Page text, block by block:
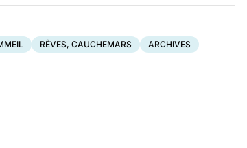
RÊVES, CAUCHEMARS ARCHIVES